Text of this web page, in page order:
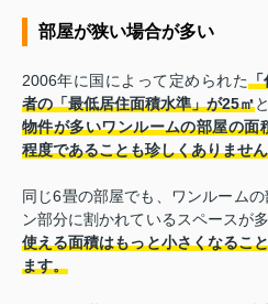
部屋が狭い場合が多い
2006年に国によって定められた「
者の「最低居住面積水準」が25㎡
物件が多いワンルームの部屋の面
程度であることも珍しくありませ
同じ6畳の部屋でも、ワンルーム
ン部分に割かれているスペースが
使える面積はもっと小さくなるこ
ます。